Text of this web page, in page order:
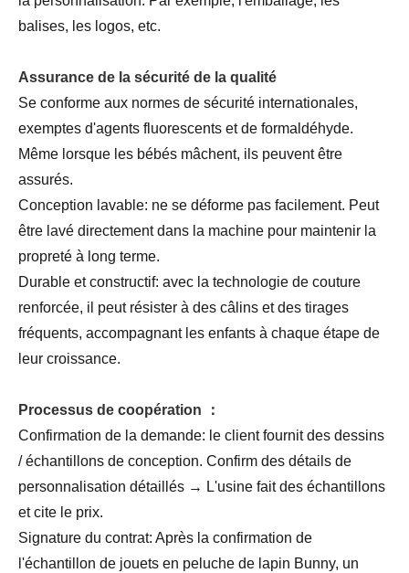
balises, les logos, etc.
Assurance de la sécurité de la qualité
Se conforme aux normes de sécurité internationales,
exemptes d'agents fluorescents et de formaldéhyde.
Même lorsque les bébés mâchent, ils peuvent être
assurés.
Conception lavable: ne se déforme pas facilement. Peut
être lavé directement dans la machine pour maintenir la
propreté à long terme.
Durable et constructif: avec la technologie de couture
renforcée, il peut résister à des câlins et des tirages
fréquents, accompagnant les enfants à chaque étape de
leur croissance.
Processus de coopération ：
Confirmation de la demande: le client fournit des dessins
/ échantillons de conception. Confirm des détails de
personnalisation détaillés → L'usine fait des échantillons
et cite le prix.
Signature du contrat: Après la confirmation de
l'échantillon de jouets en peluche de lapin Bunny, un